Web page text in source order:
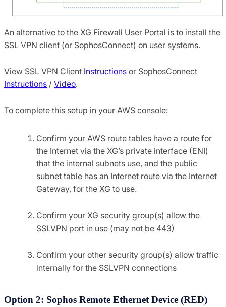
An alternative to the XG Firewall User Portal is to install the
SSL VPN client (or SophosConnect) on user systems.
View SSL VPN Client Instructions or SophosConnect
Instructions / Video.
To complete this setup in your AWS console:
Confirm your AWS route tables have a route for
the Internet via the XG’s private interface (ENI)
that the internal subnets use, and the public
subnet table has an Internet route via the Internet
Gateway, for the XG to use.
Confirm your XG security group(s) allow the
SSLVPN port in use (may not be 443)
Confirm your other security group(s) allow traffic
internally for the SSLVPN connections
Option 2: Sophos Remote Ethernet Device (RED)